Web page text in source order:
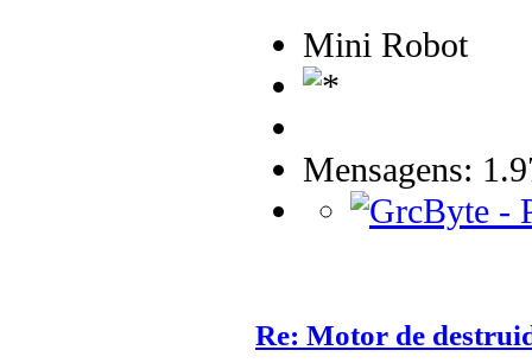
Mini Robot
Mensagens:
Re: Motor de